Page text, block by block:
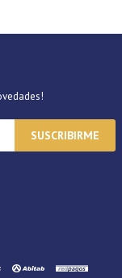
SUSCRIBIRME